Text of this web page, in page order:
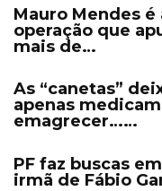
Mauro Mendes é
operação que
mais de…
As “canetas”
apenas
emagrecer……
PF faz buscas
irmã de Fábio